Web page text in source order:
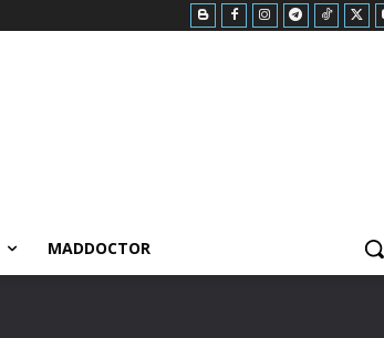
MADDOCTOR